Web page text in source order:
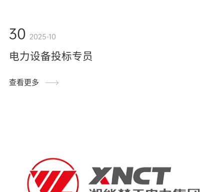
30 2025-10
电力设备投标专员
查看更多